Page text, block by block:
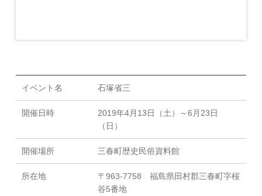
イベント名 石塚省三
開催日時
2019年4月13日（土）～6月23日
（日）
開催場所 三春町歴史民俗資料館
所在地
〒963-7758 福島県田村郡三春町字桜
谷5番地